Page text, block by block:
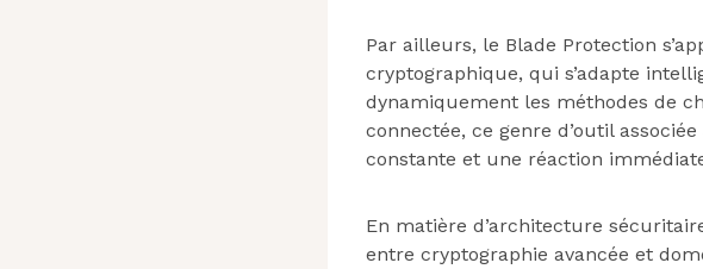
Par ailleurs, le Blade Protection
cryptographique, qui s’adapte
dynamiquement les méthodes de
connectée, ce genre d’outil
constante et une réaction
En matière d’architecture
entre cryptographie avancée et